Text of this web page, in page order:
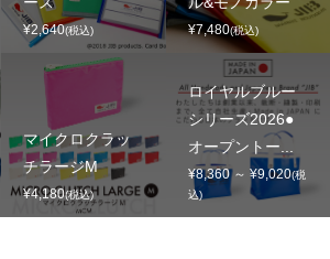
¥2,640(税込) ¥7,480(税込)
マイクロクラッ
チラージM
¥4,180(税込)
ロイヤルブルー
シリーズ2026●
オープントー...
¥8,360 ～ ¥9,020(税
込)